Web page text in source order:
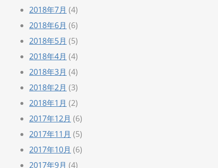
2018年7月 (4)
2018年6月 (6)
2018年5月 (5)
2018年4月 (4)
2018年3月 (4)
2018年2月 (3)
2018年1月 (2)
2017年12月 (6)
2017年11月 (5)
2017年10月 (6)
2017年9月 (4)